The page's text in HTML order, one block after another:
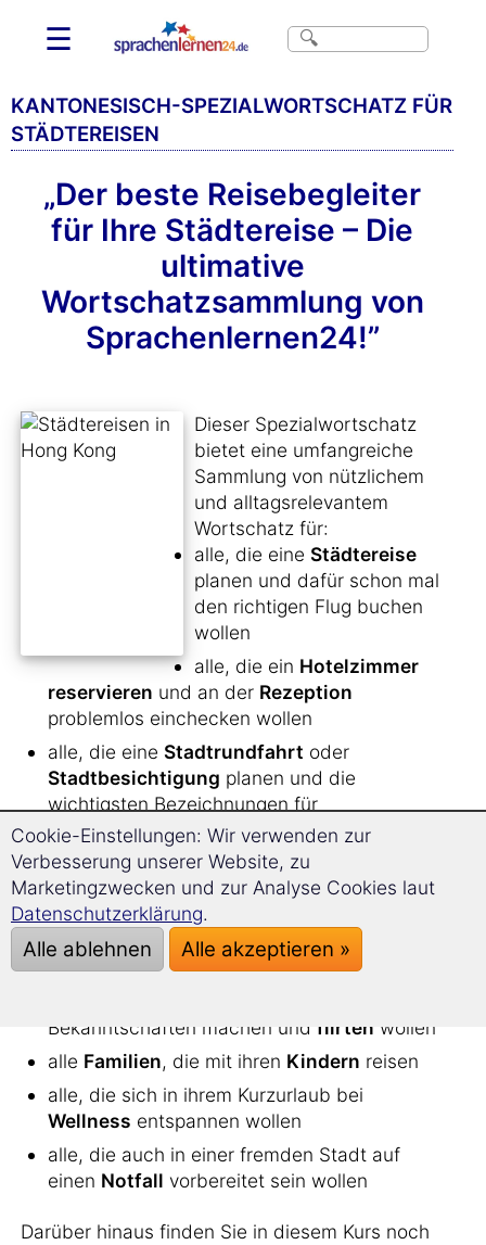
☰
KANTONESISCH-SPEZIALWORTSCHATZ FÜR
STÄDTEREISEN
„Der beste Reisebegleiter
für Ihre Städtereise – Die
ultimative
Wortschatzsammlung von
Sprachenlernen24!”
Dieser Spezialwortschatz
bietet eine umfangreiche
Sammlung von nützlichem
und alltagsrelevantem
Wortschatz für:
alle, die eine Städtereise
planen und dafür schon mal
den richtigen Flug buchen
wollen
alle, die ein Hotelzimmer
reservieren und an der Rezeption
problemlos einchecken wollen
alle, die eine Stadtrundfahrt oder
Stadtbesichtigung planen und die
wichtigsten Bezeichnungen für
Sehenswürdigkeiten und wichtige Orte parat
haben wollen
alle Unternehmungslustigen, die in ihrer
Freizeit nicht nur die
sondern auch insKino,Museum , in ein
Konzertoder zumShoppen gehenwollen
Bekanntschaften machen und flirten wollen
alle Familien, die mit ihren Kindern reisen
alle, die sich in ihrem Kurzurlaub bei
Wellness entspannen wollen
alle, die auch in einer fremden Stadt auf
einen Notfall vorbereitet sein wollen
Darüber hinaus finden Sie in diesem Kurs noch
Cookie-Einstellungen: Wir verwenden zur
Verbesserung unserer Website, zu
Marketingzwecken und zur Analyse Cookies laut
Datenschutzerklärung.
Alle ablehnen Alle akzeptieren »